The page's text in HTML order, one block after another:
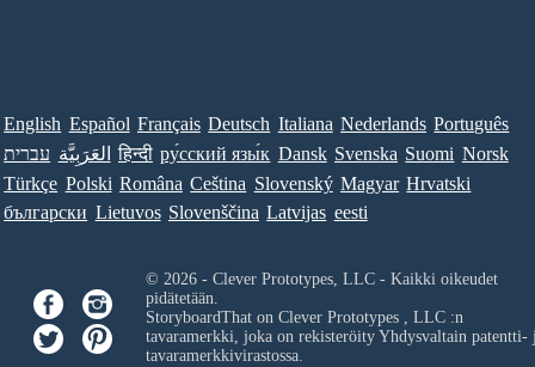
English Español Français Deutsch Italiana Nederlands Português
עברית العَرَبِيَّة हिन्दी ру́сский язы́к Dansk Svenska Suomi Norsk
Türkçe Polski Româna Ceština Slovenský Magyar Hrvatski
български Lietuvos Slovenščina Latvijas eesti
© 2026 - Clever Prototypes, LLC - Kaikki oikeudet
pidätetään.
StoryboardThat on Clever Prototypes , LLC:n
tavaramerkki, joka on rekisteröity Yhdysvaltain patentti-
tavaramerkkivirastossa.